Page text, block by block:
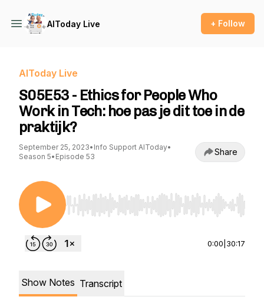
AIToday Live + Follow
AIToday Live
S05E53 - Ethics for People Who
Work in Tech: hoe pas je dit toe in de
praktijk?
September 25, 2023• Info Support AIToday•
Season 5• Episode 53 Share
Use Left/Right to seek, Home/End to jump to
0:00 30:17
Show Notes Transcript